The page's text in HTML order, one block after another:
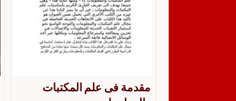
مقدمة فى علم المكتبات